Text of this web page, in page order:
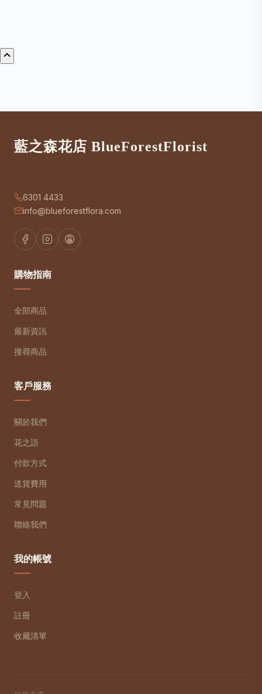
藍之森花店 BlueForestFlorist
6301 4433
info@blueforestflora.com
購物指南
全部商品
最新資訊
搜尋商品
客戶服務
關於我們
花之語
付款方式
送貨費用
常見問題
聯絡我們
我的帳號
登入
註冊
收藏清單